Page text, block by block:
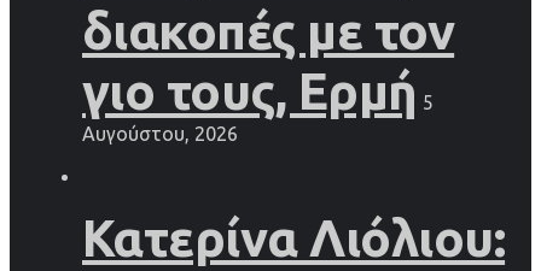
διακοπές με τον
γιο τους, Ερμή 5
Αυγούστου, 2026
Κατερίνα Λιόλιου: